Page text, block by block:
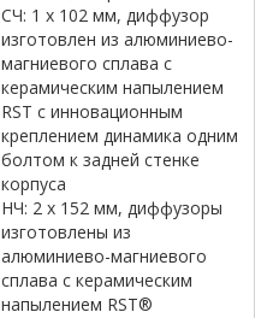
СЧ: 1 х 102 мм, диффузор
изготовлен из алюминиево-
магниевого сплава с
керамическим напылением
RST с инновационным
креплением динамика одним
болтом к задней стенке
корпуса
НЧ: 2 х 152 мм, диффузоры
изготовлены из
алюминиево-магниевого
сплава с керамическим
напылением RST®